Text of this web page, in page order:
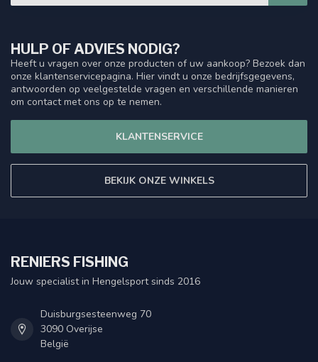
HULP OF ADVIES NODIG?
Heeft u vragen over onze producten of uw aankoop? Bezoek dan
onze klantenservicepagina. Hier vindt u onze bedrijfsgegevens,
antwoorden op veelgestelde vragen en verschillende manieren
om contact met ons op te nemen.
KLANTENSERVICE
BEKIJK ONZE WINKELS
RENIERS FISHING
Jouw specialist in Hengelsport sinds 2016
Duisburgsesteenweg 70
3090 Overijse
België